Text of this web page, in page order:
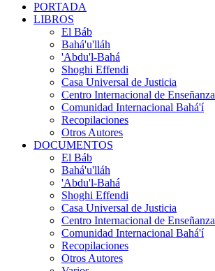
PORTADA
LIBROS
El Báb
Bahá'u'lláh
'Abdu'l-Bahá
Shoghi Effendi
Casa Universal de Justicia
Centro Internacional de Enseñanza
Comunidad Internacional Bahá'í
Recopilaciones
Otros Autores
DOCUMENTOS
El Báb
Bahá'u'lláh
'Abdu'l-Bahá
Shoghi Effendi
Casa Universal de Justicia
Centro Internacional de Enseñanza
Comunidad Internacional Bahá'í
Recopilaciones
Otros Autores